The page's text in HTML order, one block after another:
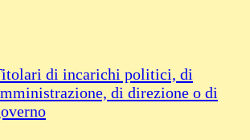
di incarichi politici, di
di direzione o di